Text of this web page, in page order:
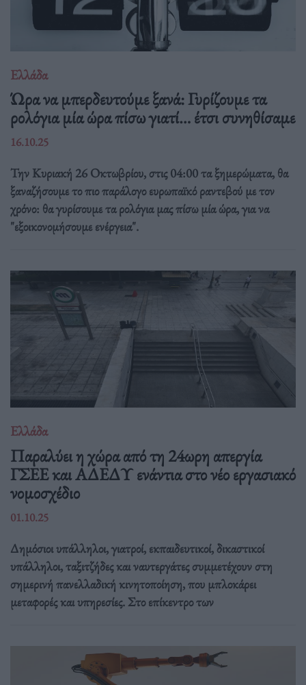
Ελλάδα
Ώρα να μπερδευτούμε ξανά: Γυρίζουμε τα
ρολόγια μία ώρα πίσω γιατί… έτσι συνηθίσαμε
16.10.25
Την Κυριακή 26 Οκτωβρίου, στις 04:00 τα ξημερώματα, θα
ξαναζήσουμε το πιο παράλογο ευρωπαϊκό ραντεβού με τον
χρόνο: θα γυρίσουμε τα ρολόγια μας πίσω μία ώρα, για να
"εξοικονομήσουμε ενέργεια".
Ελλάδα
Παραλύει η χώρα από τη 24ωρη απεργία
ΓΣΕΕ και ΑΔΕΔΥ ενάντια στο νέο εργασιακό
νομοσχέδιο
01.10.25
Δημόσιοι υπάλληλοι, γιατροί, εκπαιδευτικοί, δικαστικοί
υπάλληλοι, ταξιτζήδες και ναυτεργάτες συμμετέχουν στη
σημερινή πανελλαδική κινητοποίηση, που μπλοκάρει
μεταφορές και υπηρεσίες. Στο επίκεντρο των